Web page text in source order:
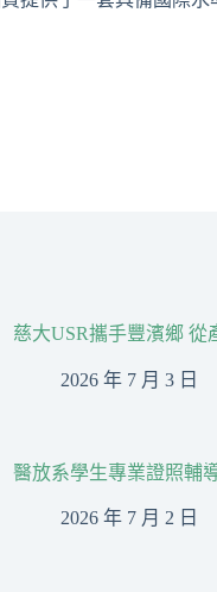
慈大USR攜手豐濱鄉
2026 年 7 月 3 日
醫放系學生專業證照輔
2026 年 7 月 2 日